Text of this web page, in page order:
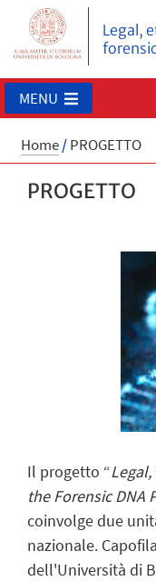
Legal,
MENU
Home/PROGETTO
PROGETTO
Il progetto “
the Forensic DNA
coinvolge due
nazionale.
dell'Università di